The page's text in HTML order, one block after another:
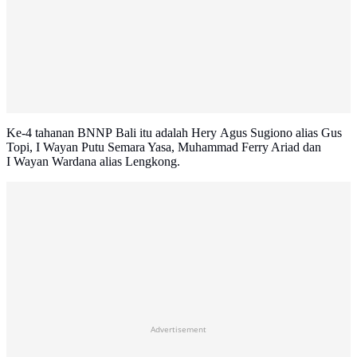
Ke-4 tahanan BNNP Bali itu adalah Hery Agus Sugiono alias Gus
Topi, I Wayan Putu Semara Yasa, Muhammad Ferry Ariad dan
I Wayan Wardana alias Lengkong.
Advertisement